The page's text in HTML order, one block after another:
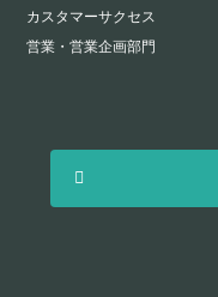
カスタマーサクセス
営業・営業企画部門